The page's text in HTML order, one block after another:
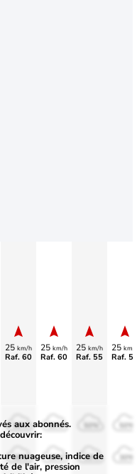
25 km/h
Raf. 60
25 km/h
Raf. 60
25 km/h
Raf. 55
25 km/
Raf.
50%
30%
50%
30% 30% 30%
aux abonnés.
nuageuse, indice de
de l'air, pression